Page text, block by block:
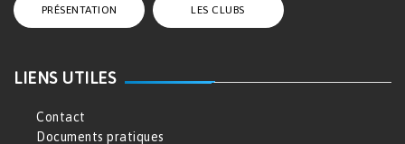
PRÉSENTATION LES CLUBS
LIENS UTILES
Contact
Documents pratiques